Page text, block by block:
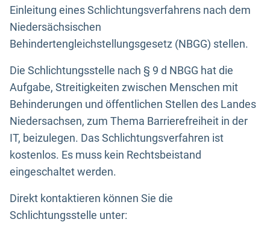
Einleitung eines Schlichtungsverfahrens nach dem
Niedersächsischen
Behindertengleichstellungsgesetz (NBGG) stellen.
Die Schlichtungsstelle nach § 9 d NBGG hat die
Aufgabe, Streitigkeiten zwischen Menschen mit
Behinderungen und öffentlichen Stellen des Landes
Niedersachsen, zum Thema Barrierefreiheit in der
IT, beizulegen. Das Schlichtungsverfahren ist
kostenlos. Es muss kein Rechtsbeistand
eingeschaltet werden.
Direkt kontaktieren können Sie die
Schlichtungsstelle unter: